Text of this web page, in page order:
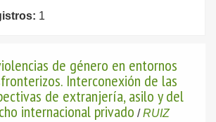
1
de género en entornos
Interconexión de las
de extranjería, asilo y del
internacional privado /RUIZ